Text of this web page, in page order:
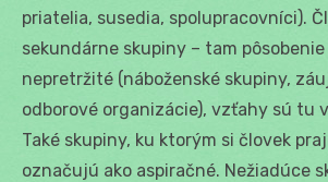
priatelia, susedia, spolupracovníci).
sekundárne skupiny – tam
nepretržité (náboženské skupiny,
odborové organizácie), vzťahy sú tu
Také skupiny, ku ktorým si človek
označujú ako aspiračné. Nežiadúce